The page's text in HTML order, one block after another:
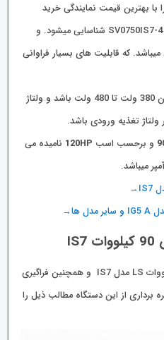
با بهترین قیمت نمایندگی خرید
اینترنتی کنید. این دستگاه با کد فنی SV0750IS7-4 شناسایی میشود. و
که قابلیت های بسیار فراوانی
ولتاژ ورودی این دستگاه میتوانید بین 380 ولت تا 480 ولت باشد و ولتاژ
ولتاژ تغذیه ورودی باشد.
و برحسب اسب 120HP نامیده می
آمپر میباشد.
جهت آشنایی بیشتر با اینورتر 90 کیلووات LS مدل IS7 و همچنین فراگیری
از این دستگاه مطالب ذیل را